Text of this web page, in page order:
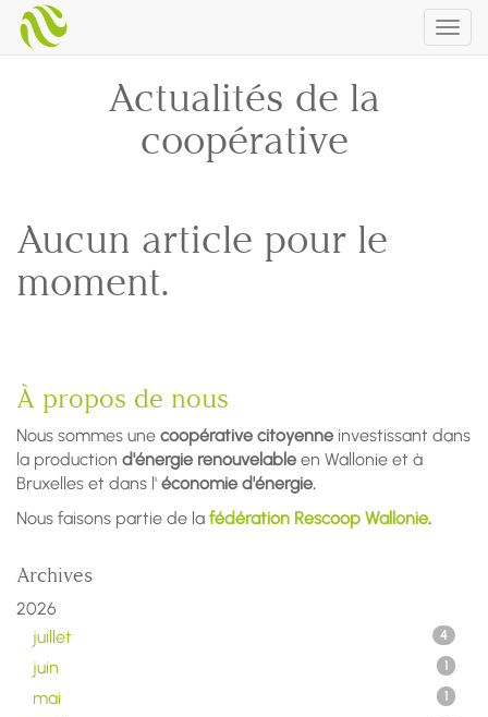
Actualités de la
coopérative
Aucun article pour le
moment.
À propos de nous
Nous sommes une coopérative citoyenne investissant dans
la production d'énergie renouvelable en Wallonie et à
Bruxelles et dans l' économie d'énergie.
Nous faisons partie de la fédération Rescoop Wallonie.
Archives
2026
juillet
4
juin 1
mai 1